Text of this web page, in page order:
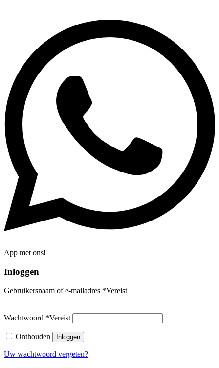
App met ons!
Inloggen
Gebruikersnaam of e-mailadres *Vereist
Wachtwoord *Vereist
Onthouden Inloggen
Uw wachtwoord vergeten?